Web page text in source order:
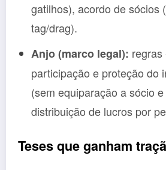
gatilhos), acordo de sócios
tag/drag).
Anjo (marco legal):
participação e proteção do
(sem equiparação a sócio
distribuição de lucros por
Teses que ganham